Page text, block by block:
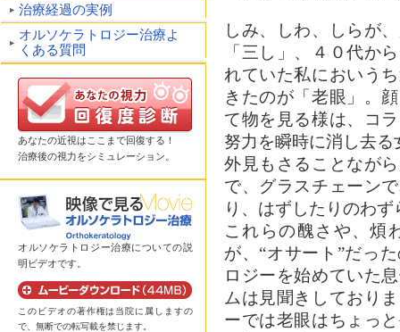
治療経過の実例
オルソケラトロジー治療よ
くある質問
あなたの近視はここまで回復する！
治療後の視力をシミュレーション。
オルソケラトロジー治療についての説
明ビデオです。
このビデオの著作権は当院に属しますの
で、無断での転写載を禁じます。
しみ、しわ、しらが
「三し」、４０代か
れていた私においう
きたのが「老眼」。
て物を見る様は、コ
努力を瞬時に消し去
外見もさることなが
で、グラスチェーン
り、はずしたりのわ
これらの醜さや、煩
が、“オサート”だっ
ロジーを始めていた
ムは見聞きしており
ーでは老眼はちょっ